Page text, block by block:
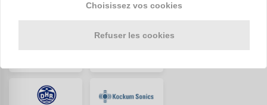
Choisissez vos cookies
Refuser les cookies